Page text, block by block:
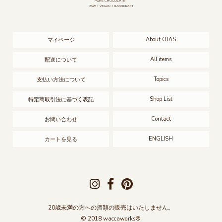
20歳未満の方への酒類の販売はいたしません。
© 2018 waccaworks®
マイページ
配送について
支払い方法について
特定商取引法に基づく表記
お問い合わせ
カートを見る
About OJAS
All items
Topics
Shop List
Contact
ENGLISH